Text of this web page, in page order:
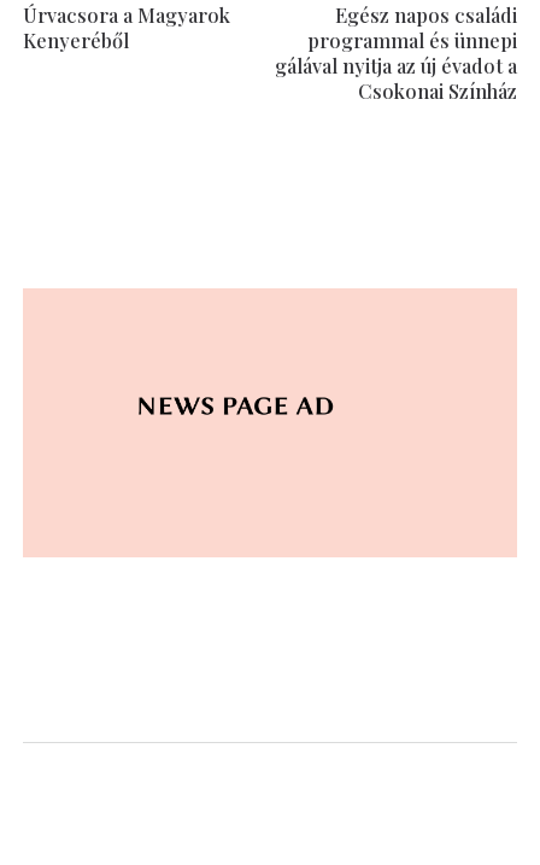
Úrvacsora a Magyarok
Kenyeréből
Egész napos családi
programmal és ünnepi
gálával nyitja az új évadot a
Csokonai Színház